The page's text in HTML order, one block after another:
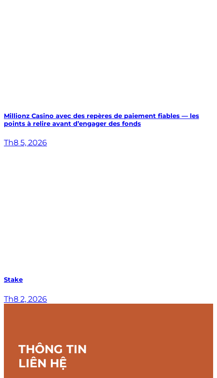
Millionz Casino avec des repères de paiement fiables — les
points à relire avant d’engager des fonds
Th8 5, 2026
Stake
Th8 2, 2026
THÔNG TIN
LIÊN HỆ